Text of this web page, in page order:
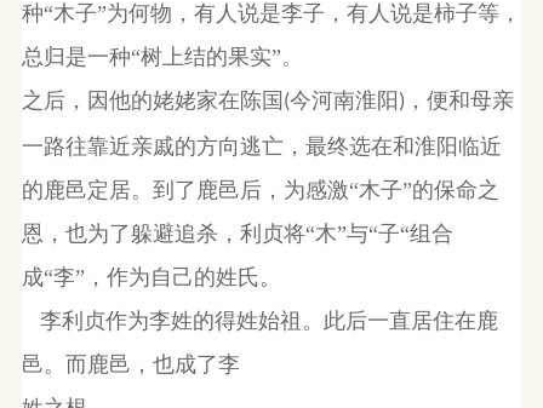
种“木子”为何物，有人说是李子，有人说是柿子等，
总归是一种“树上结的果实”。
之后，因他的姥姥家在陈国 (今河南淮阳 ) ，便和母亲
一路往靠近亲戚的方向逃亡，最终选在和淮阳临近
的鹿邑定居。到了鹿邑后，为感激“木子”的保命之
恩，也为了躲避追杀，利贞将“木”与“子“组合
成“李”，作为自己的姓氏。
李利贞作为李姓的得姓始祖。此后一直居住在鹿
邑。而鹿邑，也成了李